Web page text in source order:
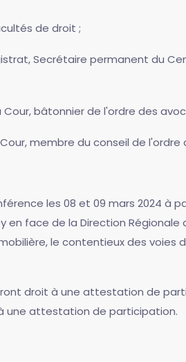
de droit ;
Secrétaire permanent du
Cour, bâtonnier de l'ordre des
membre du conseil de l'ordre
les 08 et 09 mars 2024 à
face de la Direction
le contentieux des
droit à une attestation de
une attestation de participation.